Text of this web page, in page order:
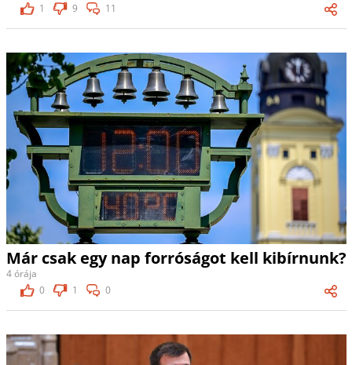
1
9 11
Már csak egy nap forróságot kell kibírnunk?
4 órája
0
1 0